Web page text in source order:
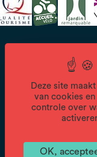
Deze site
van cookies
controle over
OK,